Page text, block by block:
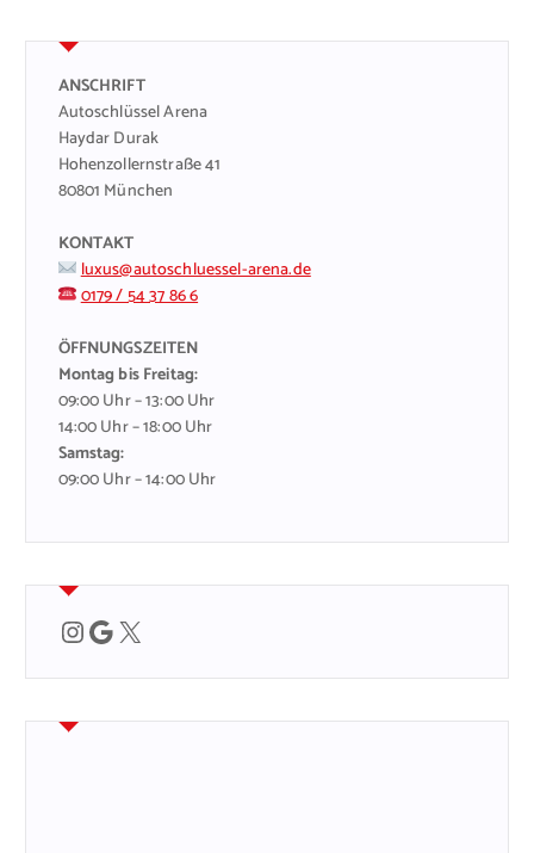
ANSCHRIFT
Autoschlüssel Arena
Haydar Durak
Hohenzollernstraße 41
80801 München
KONTAKT
luxus@autoschluessel-arena.de
0179 / 54 37 86 6
ÖFFNUNGSZEITEN
Montag bis Freitag:
09:00 Uhr – 13:00 Uhr
14:00 Uhr – 18:00 Uhr
Samstag:
09:00 Uhr – 14:00 Uhr
InstagramGoogle X